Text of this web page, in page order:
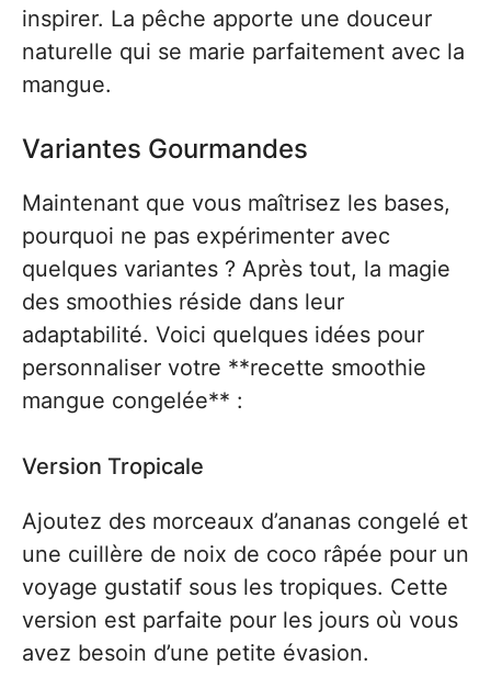
inspirer. La pêche apporte une douceur
naturelle qui se marie parfaitement avec la
mangue.
Variantes Gourmandes
Maintenant que vous maîtrisez les bases,
pourquoi ne pas expérimenter avec
quelques variantes ? Après tout, la magie
des smoothies réside dans leur
adaptabilité. Voici quelques idées pour
personnaliser votre **recette smoothie
mangue congelée** :
Version Tropicale
Ajoutez des morceaux d’ananas congelé et
une cuillère de noix de coco râpée pour un
voyage gustatif sous les tropiques. Cette
version est parfaite pour les jours où vous
avez besoin d’une petite évasion.